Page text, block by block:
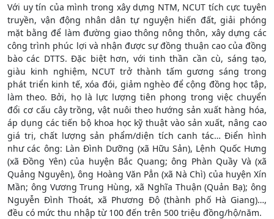
Với uy tín của mình trong xây dựng NTM, NCUT tích cực tuyên
truyền, vận động nhân dân tự nguyện hiến đất, giải phóng
mặt bằng để làm đường giao thông nông thôn, xây dựng các
công trình phúc lợi và nhận được sự đồng thuận cao của đồng
bào các DTTS. Đặc biệt hơn, với tinh thần cần cù, sáng tạo,
giàu kinh nghiệm, NCUT trở thành tấm gương sáng trong
phát triển kinh tế, xóa đói, giảm nghèo để cộng đồng học tập,
làm theo. Bởi, họ là lực lượng tiên phong trong việc chuyển
đổi cơ cấu cây trồng, vật nuôi theo hướng sản xuất hàng hóa,
áp dụng các tiến bộ khoa học kỹ thuật vào sản xuất, nâng cao
giá trị, chất lượng sản phẩm/diện tích canh tác… Điển hình
như các ông: Làn Đình Dưỡng (xã Hữu Sản), Lệnh Quốc Hưng
(xã Đồng Yên) của huyện Bắc Quang; ông Phàn Quầy Và (xã
Quảng Nguyên), ông Hoàng Văn Pẳn (xã Nà Chì) của huyện Xín
Mần; ông Vương Trung Hùng, xã Nghĩa Thuận (Quản Bạ); ông
Nguyễn Đình Thoát, xã Phương Độ (thành phố Hà Giang)…,
đều có mức thu nhập từ 100 đến trên 500 triệu đồng/hộ/năm.